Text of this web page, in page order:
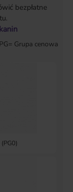
bezpłatne
Grupa cenowa